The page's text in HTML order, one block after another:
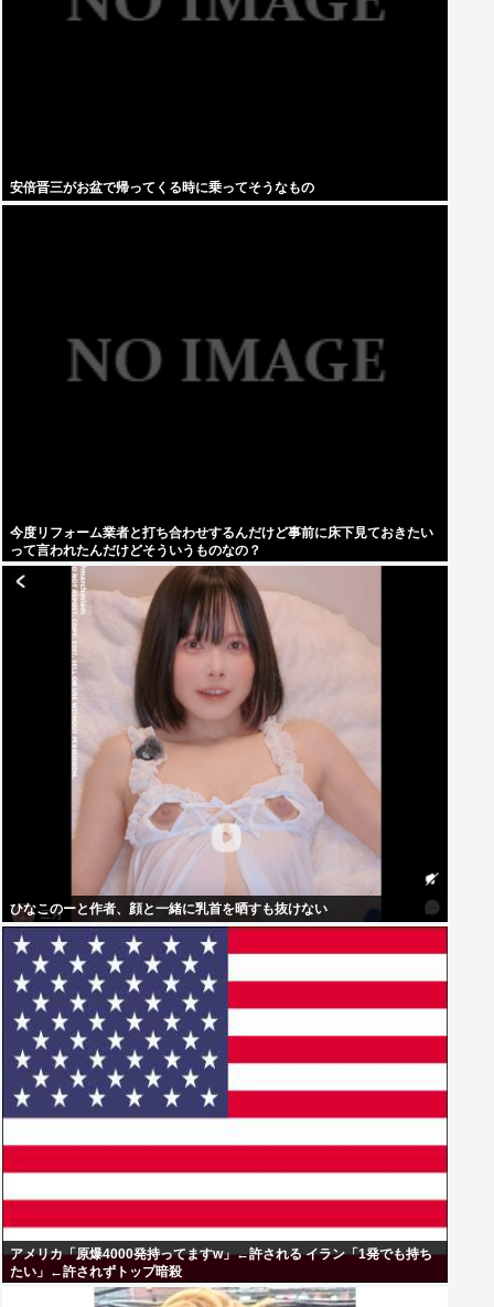
安倍晋三がお盆で帰ってくる時に乗ってそうなもの
今度リフォーム業者と打ち合わせするんだけど事前に床下見ておきたい
って言われたんだけどそういうものなの？
ひなこのーと作者、顔と一緒に乳首を晒すも抜けない
アメリカ「原爆4000発持ってますw」←許される イラン「1発でも持ち
たい」←許されずトップ暗殺